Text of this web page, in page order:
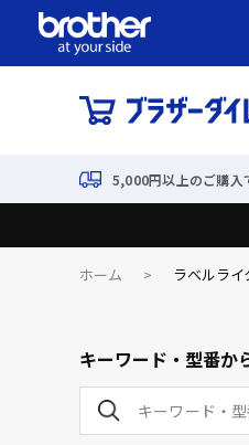
5,000円以上のご購入
ホーム > ラベルライ
キーワード・型番か